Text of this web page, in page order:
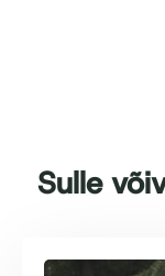
Sulle